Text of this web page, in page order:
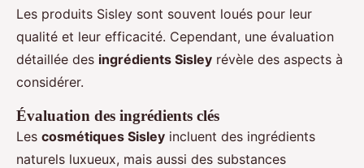
Les produits Sisley sont souvent loués pour leur
qualité et leur efficacité. Cependant, une évaluation
détaillée des ingrédients Sisley révèle des aspects à
considérer.
Évaluation des ingrédients clés
Les cosmétiques Sisley incluent des ingrédients
naturels luxueux, mais aussi des substances